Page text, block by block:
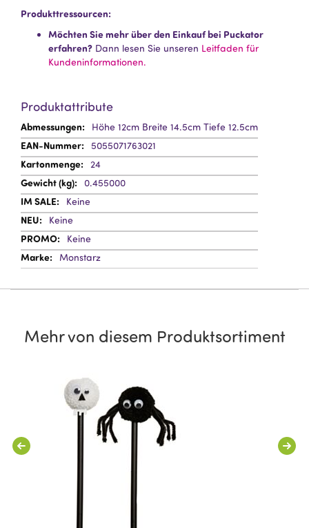
Produkttressourcen:
Möchten Sie mehr über den Einkauf bei Puckator
erfahren? Dann lesen Sie unseren Leitfaden für
Kundeninformationen.
Produktattribute
Mehr
Information
Höhe 12cm Breite 14.5cm Tiefe 12.5cm
5055071763021
24
0.455000
Keine
Keine
Keine
Monstarz
Mehr von diesem Produktsortiment